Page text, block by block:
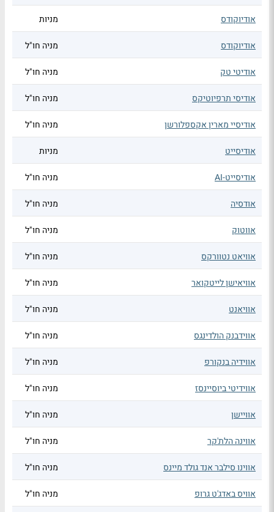
אודיוקודס מניות
אודיוקודס מניה חו"ל
אודיטי טק מניה חו"ל
אודיסי תרפיוטיקס מניה חו"ל
אודיסיי מארין אקספלורשן מניה חו"ל
אודיסייט מניות
אודיסייט-AI מניה חו"ל
אודסיה מניה חו"ל
אווטוק מניה חו"ל
אוויאט נטוורקס מניה חו"ל
אוויאישן לייטקואר מניה חו"ל
אוויאנט מניה חו"ל
אווידבנק הולדינגס מניה חו"ל
אווידיה בנקורפ מניה חו"ל
אווידיטי ביוסיינסז מניה חו"ל
אוויישן מניה חו"ל
אווינה הלת'קר מניה חו"ל
אווינו סילבר אנד גולד מיינס מניה חו"ל
אוויס באדג'ט גרופ מניה חו"ל